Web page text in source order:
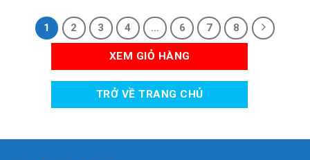
1 2 3 4 … 6 7 8
XEM GIỎ HÀNG
TRỞ VỀ TRANG CHỦ